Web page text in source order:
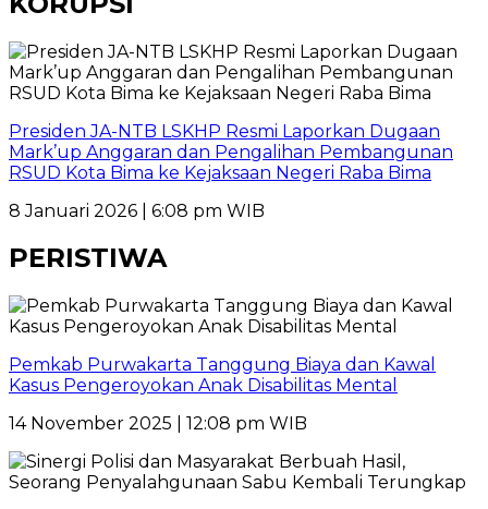
Presiden JA-NTB LSKHP Resmi Laporkan Dugaan
Mark’up Anggaran dan Pengalihan Pembangunan
RSUD Kota Bima ke Kejaksaan Negeri Raba Bima
8 Januari 2026 | 6:08 pm WIB
PERISTIWA
Pemkab Purwakarta Tanggung Biaya dan Kawal
Kasus Pengeroyokan Anak Disabilitas Mental
14 November 2025 | 12:08 pm WIB